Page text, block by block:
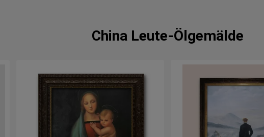
China Leute-Ölgemälde